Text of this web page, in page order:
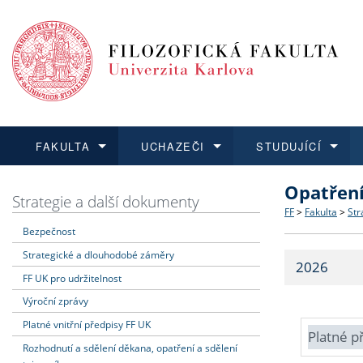
FAKULTA
Dozvědět se více
Struktura
Strategie
Fakultní
UCHAZEČI
Podat přihlášku
Co
Učitelské
STUDUJÍCÍ
Dozvědět se více
Dozvědět se více
O vědě a
Dozvědět se více
Aktuální
Strategie a další dokumenty
Bezpečnost
Strategické a dlouhodobé záměry
FF UK pro udržitelnost
Výroční zprávy
Platné vnitřní předpisy FF UK
Rozhodnutí a sdělení děkana, opatření a sdělení
FF > Fakulta >
2026
Platné